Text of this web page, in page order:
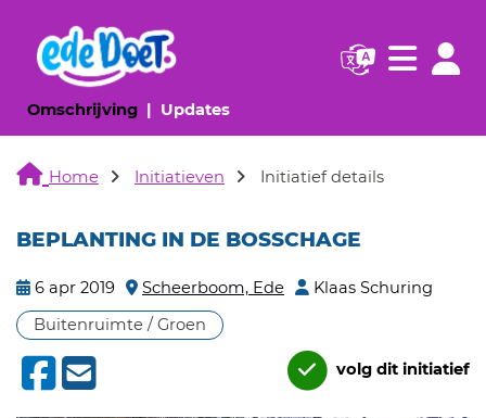
Omschrijving(huidige pagina)
Updates(huidige pagina)
Navigatie
Home Initiatieven Initiatief details
BEPLANTING IN DE BOSSCHAGE
6 apr 2019 Scheerboom, Ede
Klaas Schuring
Buitenruimte / Groen
volg dit initiatief